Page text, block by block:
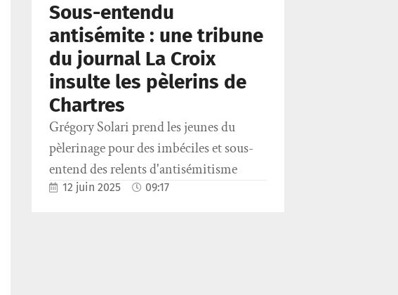
Sous-entendu
antisémite : une tribune
du journal La Croix
insulte les pèlerins de
Chartres
Grégory Solari prend les jeunes du
pèlerinage pour des imbéciles et sous-
entend des relents d'antisémitisme
12 juin 2025 09:17